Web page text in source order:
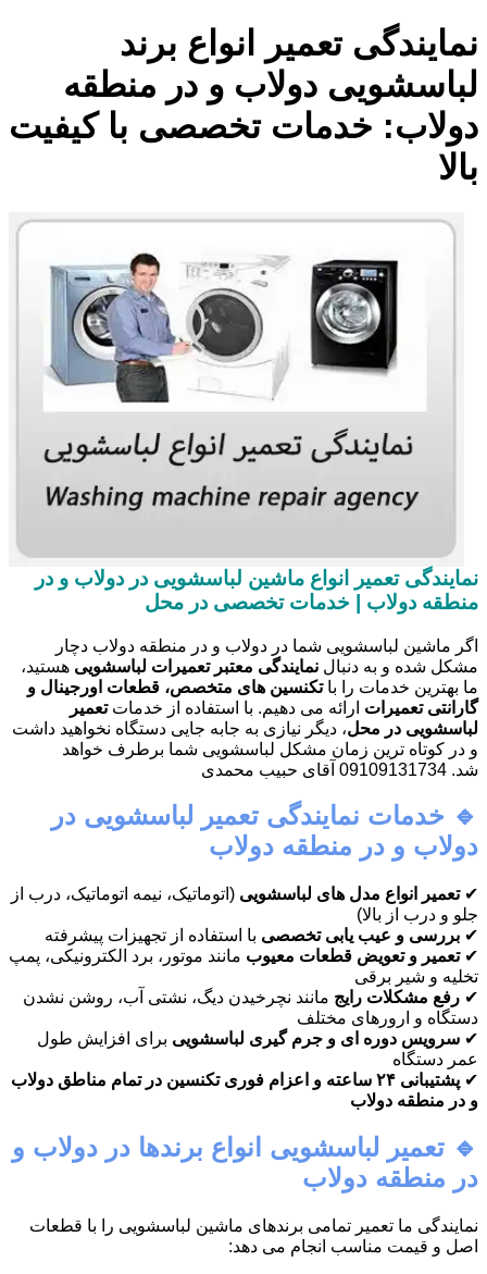
نمایندگی تعمیر انواع برند
لباسشویی دولاب و در منطقه
دولاب: خدمات تخصصی با کیفیت
بالا
نمایندگی تعمیر انواع ماشین لباسشویی در دولاب و در
منطقه دولاب | خدمات تخصصی در محل
اگر ماشین لباسشویی شما در دولاب و در منطقه دولاب دچار
مشکل شده و به دنبال نمایندگی معتبر تعمیرات لباسشویی هستید،
ما بهترین خدمات را باتکنسین های متخصص، قطعات اورجینال و
گارانتی تعمیرات ارائه می دهیم. با استفاده از خدماتتعمیر
لباسشویی در محل، دیگر نیازی به جابه جایی دستگاه نخواهید داشت
و در کوتاه ترین زمان مشکل لباسشویی شما برطرف خواهد
شد. 09109131734 آقای حبیب محمدی
🔹 خدمات نمایندگی تعمیر لباسشویی در
دولاب و در منطقه دولاب
✔تعمیر انواع مدل های لباسشویی (اتوماتیک، نیمه اتوماتیک، درب از
جلو و درب از بالا)
✔ بررسی و عیب یابی تخصصی با استفاده از تجهیزات پیشرفته
✔تعمیر و تعویض قطعات معیوب مانند موتور، برد الکترونیکی، پمپ
تخلیه و شیر برقی
✔ رفع مشکلات رایج مانند نچرخیدن دیگ، نشتی آب، روشن نشدن
دستگاه و ارورهای مختلف
✔ سرویس دوره ای و جرم گیری لباسشویی برای افزایش طول
عمر دستگاه
✔
پشتیبانی ۲۴ ساعته و اعزام فوری تکنسین در تمام مناطق دولاب
و در منطقه دولاب
🔹 تعمیر لباسشویی انواع برندها در دولاب و
در منطقه دولاب
نمایندگی ما تعمیر تمامی برندهای ماشین لباسشویی را با قطعات
اصل و قیمت مناسب انجام می دهد: